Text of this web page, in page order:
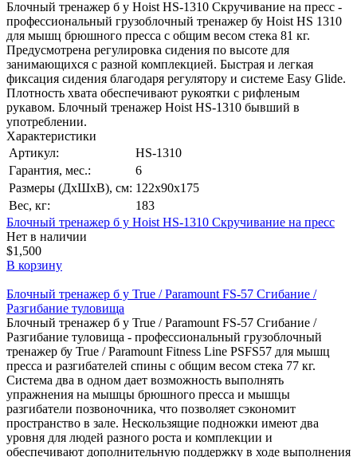
Блочный тренажер б у Hoist HS-1310 Скручивание на пресс -
профессиональный грузоблочный тренажер бу Hoist HS 1310
для мышц брюшного пресса с общим весом стека 81 кг.
Предусмотрена регулировка сидения по высоте для
занимающихся с разной комплекцией. Быстрая и легкая
фиксация сидения благодаря регулятору и системе Easy Glide.
Плотность хвата обеспечивают рукоятки с рифленым
рукавом. Блочный тренажер Hoist HS-1310 бывший в
употреблении.
Характеристики
Артикул:
HS-1310
Гарантия, мес.:
6
Размеры (ДхШхВ), см: 122х90х175
Вес, кг:
183
Блочный тренажер б у Hoist HS-1310 Скручивание на пресс
Нет в наличии
$1,500
В корзину
Блочный тренажер б у True / Paramount FS-57 Сгибание /
Разгибание туловища
Блочный тренажер б у True / Paramount FS-57 Сгибание /
Разгибание туловища - профессиональный грузоблочный
тренажер бу True / Paramount Fitness Line PSFS57 для мышц
пресса и разгибателей спины с общим весом стека 77 кг.
Система два в одном дает возможность выполнять
упражнения на мышцы брюшного пресса и мышцы
разгибатели позвоночника, что позволяет сэкономит
пространство в зале. Нескользящие подножки имеют два
уровня для людей разного роста и комплекции и
обеспечивают дополнительную поддержку в ходе выполнения